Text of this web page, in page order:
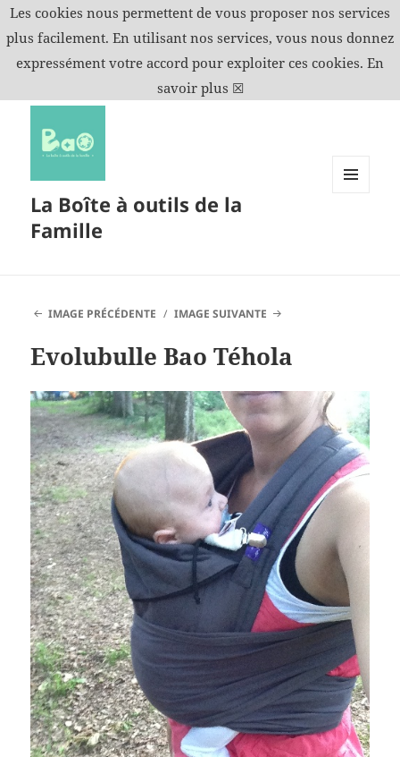
La Boîte à outils de la
Famille
IMAGE PRÉCÉDENTE IMAGE SUIVANTE
Evolubulle Bao Téhola
Les cookies nous permettent de vous proposer nos services
plus facilement. En utilisant nos services, vous nous donnez
expressément votre accord pour exploiter ces cookies. En
savoir plus ☒